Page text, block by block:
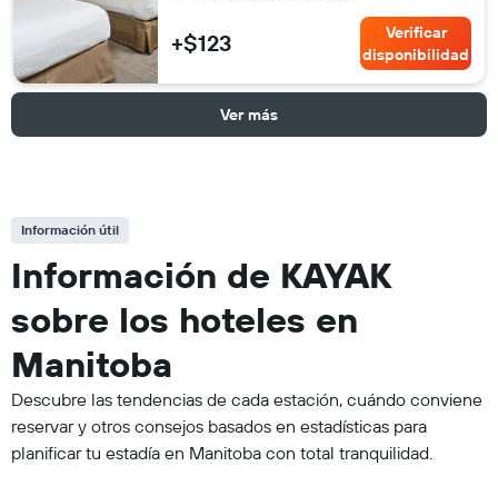
+$123
Verificar
disponibilidad
Ver más
Información útil
Información de KAYAK
sobre los hoteles en
Manitoba
Descubre las tendencias de cada estación, cuándo conviene
reservar y otros consejos basados en estadísticas para
planificar tu estadía en Manitoba con total tranquilidad.